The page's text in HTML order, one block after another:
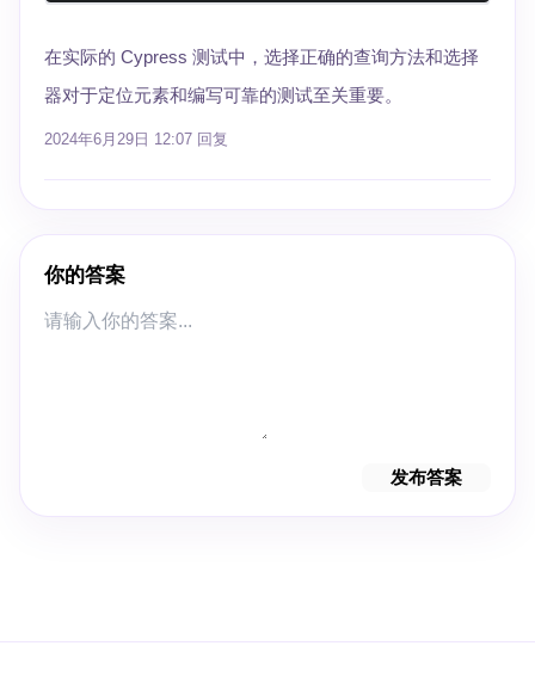
在实际的 Cypress 测试中，选择正确的查询方法和选择
器对于定位元素和编写可靠的测试至关重要。
2024年6月29日 12:07 回复
你的答案
发布答案